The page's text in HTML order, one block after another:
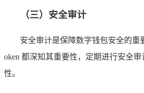
（三）安全审计
安全审计是保障数字钱包安全的重
oken 都深知其重要性，定期进行安全
性。